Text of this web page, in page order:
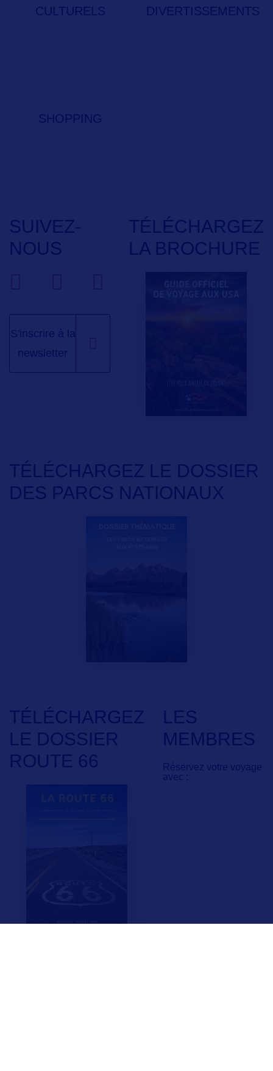
CULTURELS
DIVERTISSEMENTS
SHOPPING
LES
MEMBRES
Réservez votre voyage
avec :
SUIVEZ-
NOUS
S'inscrire à la
newsletter
TÉLÉCHARGEZ
LA BROCHURE
TÉLÉCHARGEZ LE DOSSIER
DES PARCS NATIONAUX
TÉLÉCHARGEZ
LE DOSSIER
ROUTE 66